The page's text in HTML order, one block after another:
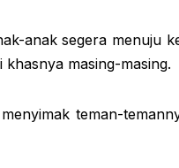
anak segera menuju
masing-masing.
teman-